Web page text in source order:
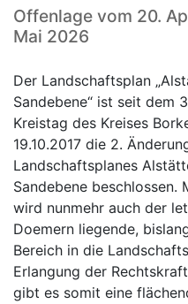
Offenlage vom 20.
Mai 2026
Der Landschaftsplan
Sandebene“ ist seit dem
Kreistag des Kreises
19.10.2017 die 2.
Landschaftsplanes
Sandebene beschlossen.
wird nunmehr auch der
Doemern liegende,
Bereich in die
Erlangung der
gibt es somit eine